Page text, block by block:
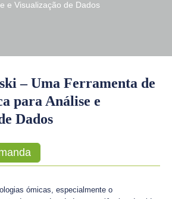
e Visualização de Dados
– Uma Ferramenta de
para Análise e
Dados
ómicas, especialmente o